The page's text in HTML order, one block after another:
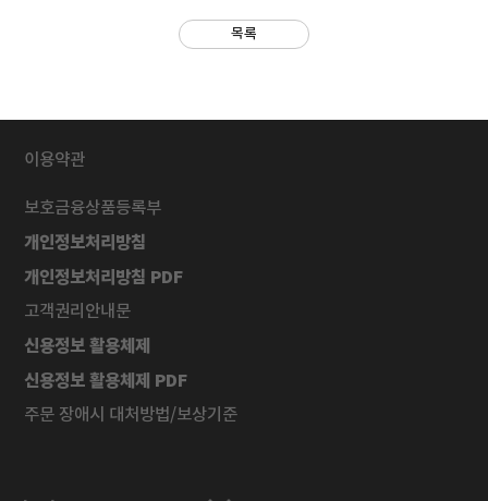
목록
이용약관
보호금융상품등록부
개인정보처리방침
개인정보처리방침 PDF
고객권리안내문
신용정보 활용체제
신용정보 활용체제 PDF
주문 장애시 대처방법/보상기준